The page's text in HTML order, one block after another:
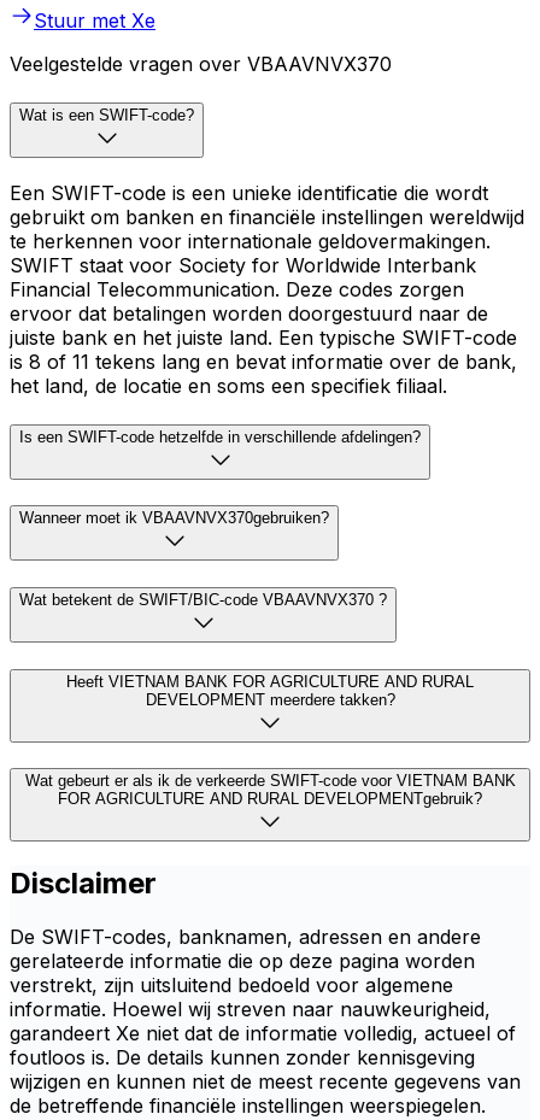
Stuur met Xe
Veelgestelde vragen over VBAAVNVX370
Wat is een SWIFT-code?
Een SWIFT-code is een unieke identificatie die wordt
gebruikt om banken en financiële instellingen wereldwijd
te herkennen voor internationale geldovermakingen.
SWIFT staat voor Society for Worldwide Interbank
Financial Telecommunication. Deze codes zorgen
ervoor dat betalingen worden doorgestuurd naar de
juiste bank en het juiste land. Een typische SWIFT-code
is 8 of 11 tekens lang en bevat informatie over de bank,
het land, de locatie en soms een specifiek filiaal.
Is een SWIFT-code hetzelfde in verschillende afdelingen?
Wanneer moet ik VBAAVNVX370gebruiken?
Wat betekent de SWIFT/BIC-code VBAAVNVX370 ?
Heeft VIETNAM BANK FOR AGRICULTURE AND RURAL
DEVELOPMENT meerdere takken?
Wat gebeurt er als ik de verkeerde SWIFT-code voor VIETNAM BANK
FOR AGRICULTURE AND RURAL DEVELOPMENTgebruik?
Disclaimer
De SWIFT-codes, banknamen, adressen en andere
gerelateerde informatie die op deze pagina worden
verstrekt, zijn uitsluitend bedoeld voor algemene
informatie. Hoewel wij streven naar nauwkeurigheid,
garandeert Xe niet dat de informatie volledig, actueel of
foutloos is. De details kunnen zonder kennisgeving
wijzigen en kunnen niet de meest recente gegevens van
de betreffende financiële instellingen weerspiegelen.